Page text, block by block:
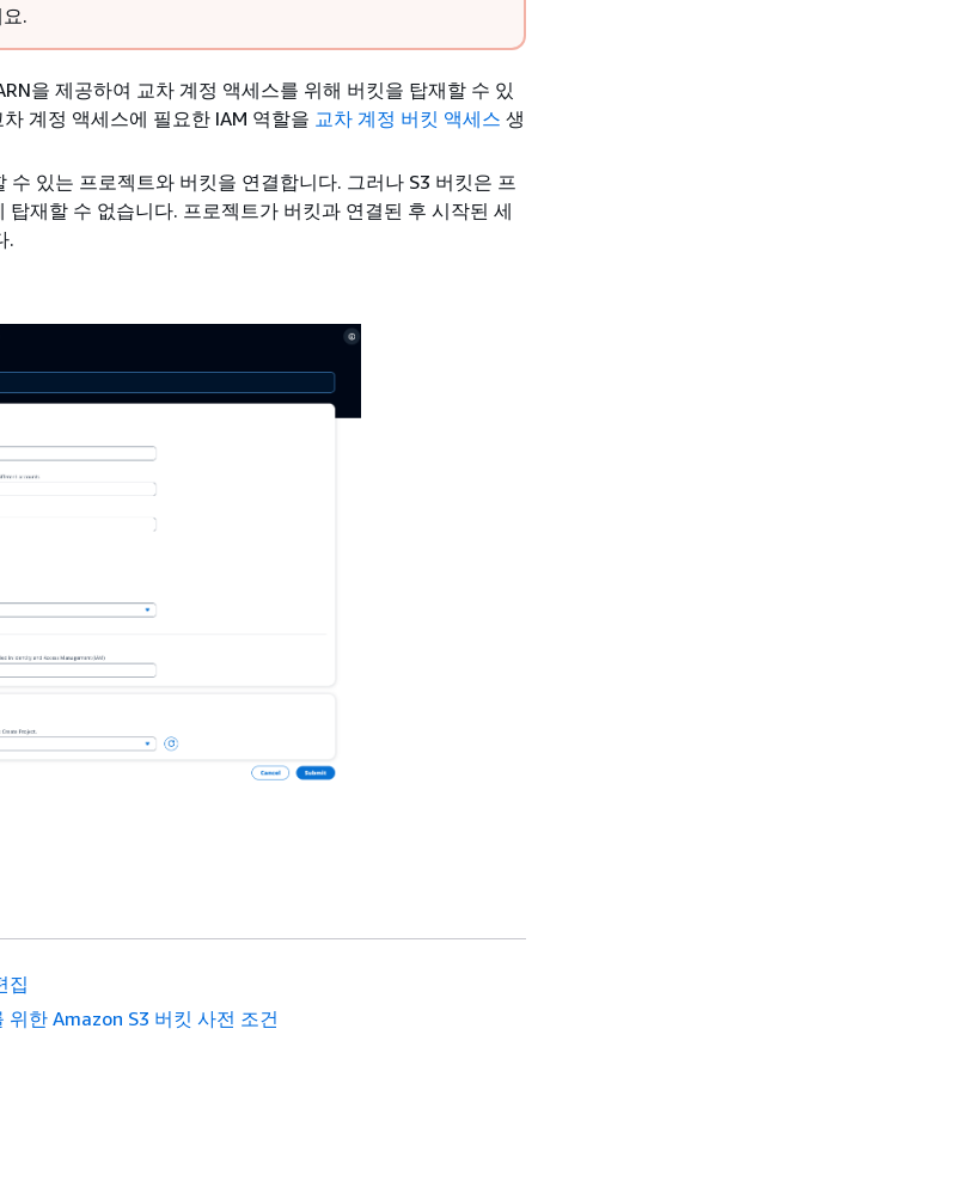
.
을 제공하여 교차 계정 액세스를 위해 버킷을 탑재할 수 있
계정 액세스에 필요한 IAM 역할을 교차 계정 버킷 액세스 생
수 있는 프로젝트와 버킷을 연결합니다. 그러나 S3 버킷은 프
탑재할 수 없습니다. 프로젝트가 버킷과 연결된 후 시작된 세
.
집
위한 Amazon S3 버킷 사전 조건